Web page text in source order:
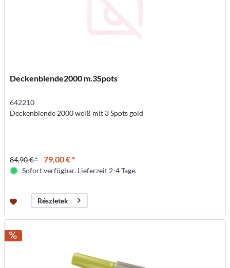
Deckenblende2000 m.3Spots
642210
Deckenblende 2000 weiß mit 3 Spots gold
84,90 € * 79,00 € *
Sofort verfügbar. Lieferzeit 2-4 Tage.
Részletek